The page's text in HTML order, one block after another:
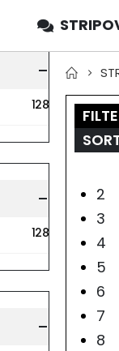
2
3
4
5
6
7
8
128
128